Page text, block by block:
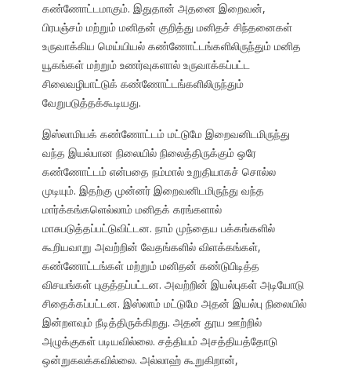
கண்ணோட்டமாகும். இதுதான் அதனை இறைவன்,
பிரபஞ்சம் மற்றும் மனிதன் குறித்து மனிதச் சிந்தனைகள்
உருவாக்கிய மெய்யியல் கண்ணோட்டங்களிலிருந்தும் மனித
யூகங்கள் மற்றும் உணர்வுகளால் உருவாக்கப்பட்ட
சிலைவழிபாட்டுக் கண்ணோட்டங்களிலிருந்தும்
வேறுபடுத்தக்கூடியது.
இஸ்லாமியக் கண்ணோட்டம் மட்டுமே இறைவனிடமிருந்து
வந்த இயல்பான நிலையில் நிலைத்திருக்கும் ஒரே
கண்ணோட்டம் என்பதை நம்மால் உறுதியாகச் சொல்ல
முடியும். இதற்கு முன்னர் இறைவனிடமிருந்து வந்த
மார்க்கங்களெல்லாம் மனிதக் கரங்களால்
மாசுபடுத்தப்பட்டுவிட்டன. நாம் முந்தைய பக்கங்களில்
கூறியவாறு அவற்றின் வேதங்களில் விளக்கங்கள்,
கண்ணோட்டங்கள் மற்றும் மனிதன் கண்டுபிடித்த
விசயங்கள் புகுத்தப்பட்டன. அவற்றின் இயல்புகள் அடியோடு
சிதைக்கப்பட்டன. இஸ்லாம் மட்டுமே அதன் இயல்பு நிலையில்
இன்றளவும் நீடித்திருக்கிறது. அதன் தூய ஊற்றில்
அழுக்குகள் படியவில்லை. சத்தியம் அசத்தியத்தோடு
ஒன்றுகலக்கவில்லை. அல்லாஹ் கூறுகிறான்,